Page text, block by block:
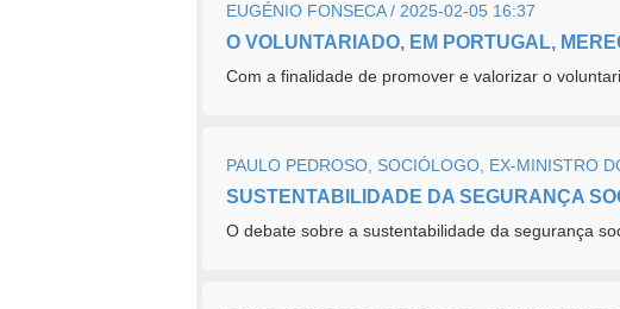
EUGÉNIO FONSECA / 2025-02-05 16:37
O VOLUNTARIADO, EM PORTUGAL,
Com a finalidade de promover e valorizar o
PAULO PEDROSO, SOCIÓLOGO, EX-MINISTRO
SUSTENTABILIDADE DA SEGURANÇA
O debate sobre a sustentabilidade da segurança